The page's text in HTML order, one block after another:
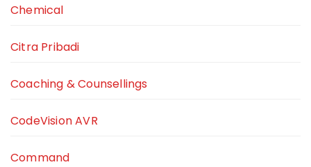
Chemical
Citra Pribadi
Coaching & Counsellings
CodeVision AVR
Command